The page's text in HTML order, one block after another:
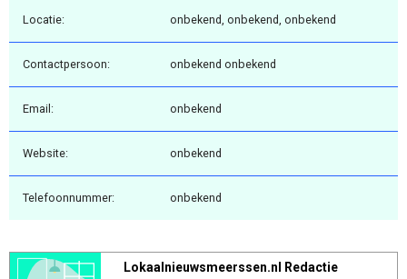
Locatie: onbekend, onbekend, onbekend
Contactpersoon: onbekend onbekend
Email: onbekend
Website: onbekend
Telefoonnummer: onbekend
Lokaalnieuwsmeerssen.nl Redactie